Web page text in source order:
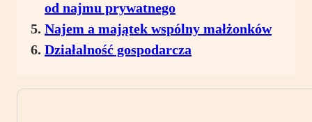
od najmu prywatnego
Najem a majątek wspólny małżonków
Działalność gospodarcza